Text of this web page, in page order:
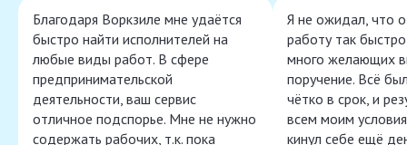
Благодаря Воркзиле мне удаётся
быстро найти исполнителей на
любые виды работ. В сфере
предпринимательской
деятельности, ваш сервис
отличное подспорье. Мне не нужно
содержать рабочих, т.к. пока
Я не ожидал, что
работу так
много желающих
поручение. Всё
чётко в срок, и
всем моим
кинул себе ещё